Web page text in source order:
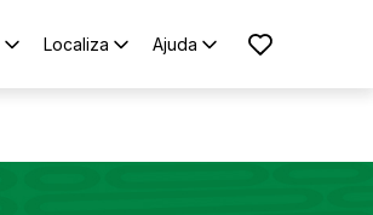
Localiza Ajuda